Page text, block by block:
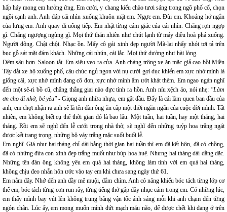
hấp háy mong em hưởng ứng. Em cười, y chang kiểu chào tươi sáng trong ngõ phố cổ, chọn
ngồi cạnh anh. Anh đáp cái nhìn xuống khuôn mặt em. Ngực em. Đùi em. Khoảng hở ngắn
của lưng em. Anh quay đi uống tiếp. Em nhặt từng cảm giác của cái nhìn. Chẳng rợn ngợp
gì. Chẳng ngượng ngùng gì. Mọi thứ thản nhiên như chút lạnh từ máy điều hoà phả xuống.
Người đông. Chật chội. Nhạc ồn. Mấy cô gái xinh đẹp người Mã-lai nhẩy nhót tơi tả trên
bục gỗ sát mặt đám khách. Những cái nhún, cái lắc. Mọi thứ dường như hài lòng.
Đêm sâu hơn. Saloon tắt. Em siêu vẹo ra cửa. Anh chàng trông xe ăn mặc giả cao bồi Miền
Tây dắt xe hộ xuống phố, câu chúc ngủ ngon với nụ cười gợi dục khiến em xực nhớ mình là
giống cái, xực nhớ mình đang cô đơn, xực nhớ mình ẩm ướt khát thèm. Em ngao ngán nghĩ
đến một sê-ri bồ cũ, chẳng thằng giai nào đực tính ra hồn. Anh níu xệch áo, nói nhẹ: "Làm
ơn cho đi nhờ, bé yêu" - Giọng anh nhừa nhựa, em gật đầu. Đấy là cái làm quen ban đầu của
anh, em chợt nhận ra anh sẽ là tên đàn ông ăn cắp một thời ngăn ngắn của cuộc đời mình. Tất
nhiên, em không biết cụ thể thời gian đó là bao lâu. Một tuần, hai tuần, hay một tháng, hai
tháng. Rồi em sẽ nghĩ đến lễ cưới trong nhà thờ, sẽ nghĩ đến những tuýp hoa trắng ngát
được kết trang trọng, những bộ váy trắng mặc suốt buổi lễ.
Em nghĩ. Giá như hai tháng chỉ dài bằng thời gian hai tuần thì em đã kết hôn, đã có chồng,
đã có những đứa con xinh đẹp trắng muốt như búp hoa huệ. Nhưng hai tháng dài dằng dặc.
Những tên đàn ông không yêu em quá hai tháng, không làm tình với em quá hai tháng,
không chịu đeo nhẫn hôn ước vào tay em khi chưa sang ngày thứ 61.
Em nằm đây. Nhớ đến anh đầy mê muội, đắm chìm. Anh có năng khiếu bóc tách từng lớp cơ
thể em, bóc tách từng cơn run rẩy, từng tiếng thở gấp đầy nhục cảm trong em. Có những lúc,
em thấy mình bay vút lên không trung bằng vận tốc ánh sáng mỗi khi anh chạm đến từng
ngón chân. Lúc ấy, em mong muốn mình đứt mạch máu não, để được chết khi đang ở trên